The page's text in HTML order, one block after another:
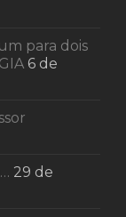
para dois
6 de
29 de